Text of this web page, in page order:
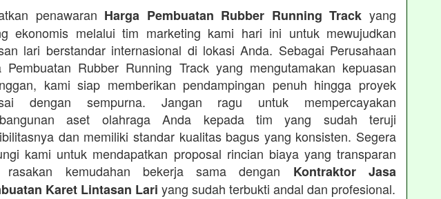
penawaran Harga Pembuatan Rubber Running Track yang
ekonomis melalui tim marketing kami hari ini untuk mewujudkan
lari berstandar internasional di lokasi Anda. Sebagai Perusahaan
Pembuatan Rubber Running Track yang mengutamakan kepuasan
kami siap memberikan pendampingan penuh hingga proyek
dengan sempurna. Jangan ragu untuk mempercayakan
aset olahraga Anda kepada tim yang sudah teruji
dan memiliki standar kualitas bagus yang konsisten. Segera
kami untuk mendapatkan proposal rincian biaya yang transparan
rasakan kemudahan bekerja sama dengan Kontraktor Jasa
Karet Lintasan Lari yang sudah terbukti andal dan profesional.